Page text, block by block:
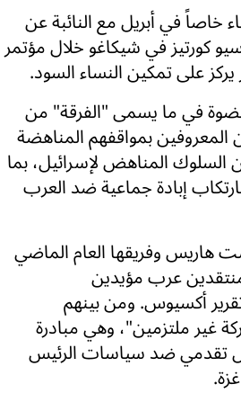
في أبريل مع النائبة عن
كورتيز في شيكاغو خلال مؤتمر
يركز على تمكين النساء السود.
في ما يسمى "الفرقة" من
المعروفين بمواقفهم المناهضة
السلوك المناهض لإسرائيل، بما
إبادة جماعية ضد العرب
وفريقها العام الماضي
عرب مؤيدين
أكسيوس. ومن بينهم
غير ملتزمين"، وهي مبادرة
ضد سياسات الرئيس